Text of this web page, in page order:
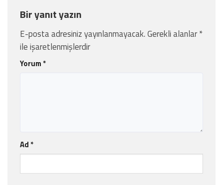
Bir yanıt yazın
E-posta adresiniz yayınlanmayacak.Gerekli alanlar*
ile işaretlenmişlerdir
Yorum *
Ad *